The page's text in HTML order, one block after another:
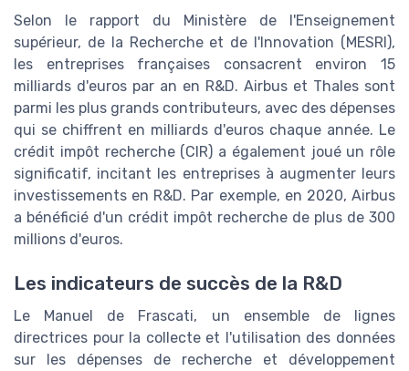
Selon le rapport du Ministère de l'Enseignement
supérieur, de la Recherche et de l'Innovation (MESRI),
les entreprises françaises consacrent environ 15
milliards d'euros par an en R&D. Airbus et Thales sont
parmi les plus grands contributeurs, avec des dépenses
qui se chiffrent en milliards d'euros chaque année. Le
crédit impôt recherche (CIR) a également joué un rôle
significatif, incitant les entreprises à augmenter leurs
investissements en R&D. Par exemple, en 2020, Airbus
a bénéficié d'un crédit impôt recherche de plus de 300
millions d'euros.
Les indicateurs de succès de la R&D
Le Manuel de Frascati, un ensemble de lignes
directrices pour la collecte et l'utilisation des données
sur les dépenses de recherche et développement